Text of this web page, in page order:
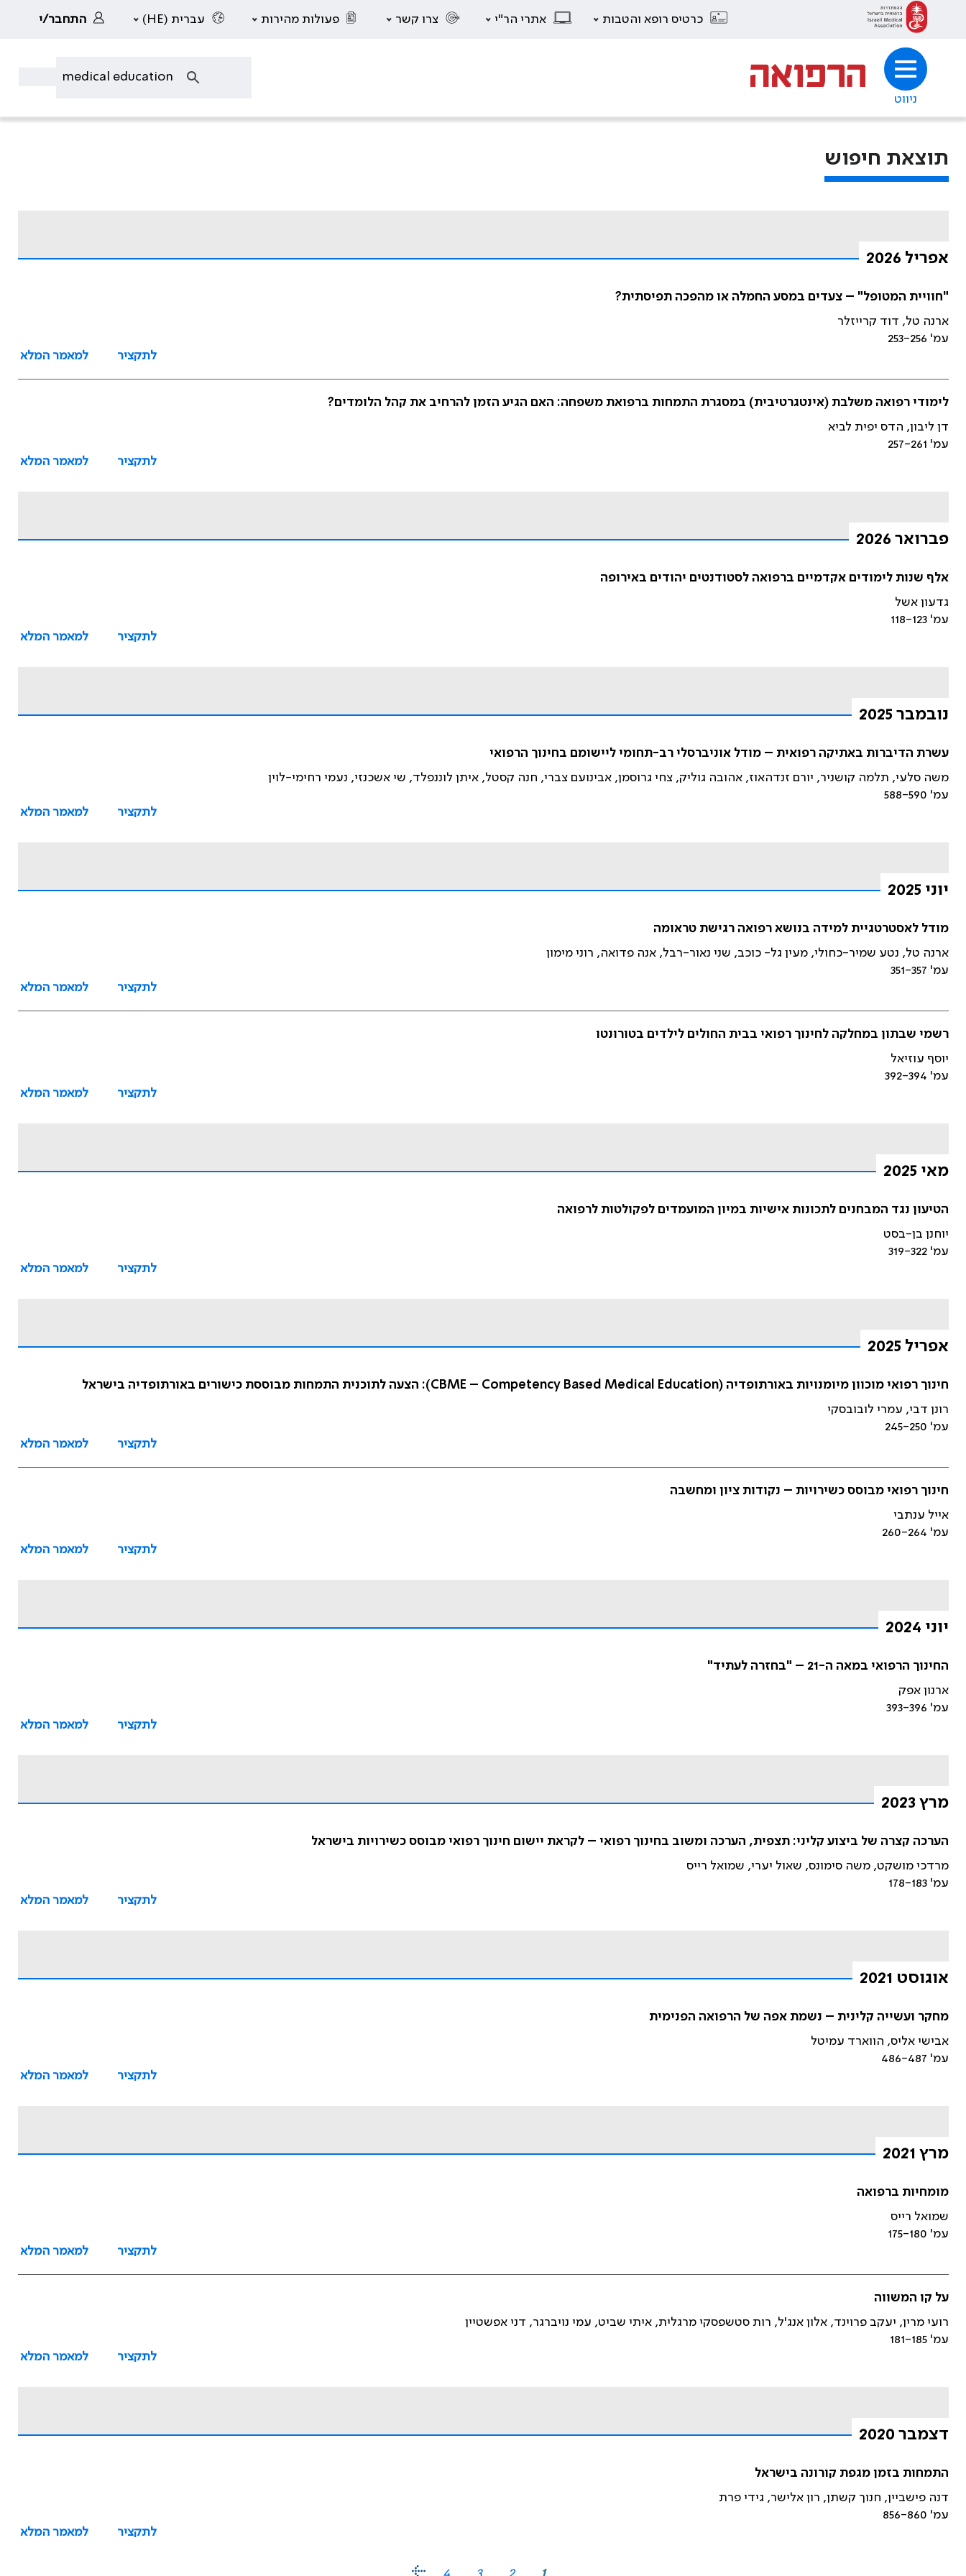
כרטיס רופא והטבות אתרי הר"י צרו קשר פעולות מהירות עברית (HE) התחבר/י
ניווט
תוצאת חיפוש
אפריל 2026
"חוויית המטופל" – צעדים במסע החמלה או מהפכה תפיסתית?
ארנה טל, דוד קרייזלר
עמ' 253-256
לתקציר
למאמר המלא
לימודי רפואה משלבת (אינטגרטיבית) במסגרת התמחות ברפואת משפחה: האם הגיע הזמן להרחיב את קהל הלומדים?
דן ליבון, הדס יפית לביא
עמ' 257-261
לתקציר
למאמר המלא
פברואר 2026
אלף שנות לימודים אקדמיים ברפואה לסטודנטים יהודים באירופה
גדעון אשל
עמ' 118-123
לתקציר
למאמר המלא
נובמבר 2025
עשרת הדיברות באתיקה רפואית – מודל אוניברסלי רב-תחומי ליישומם בחינוך הרפואי
משה סלעי, תלמה קושניר, יורם זנדהאוז, אהובה גוליק, צחי גרוסמן, אבינועם צברי, חנה קסטל, איתן לוננפלד, שי אשכנזי, נעמי רחימי-לוין
עמ' 588-590
לתקציר
למאמר המלא
יוני 2025
מודל לאסטרטגיית למידה בנושא רפואה רגישת טראומה
ארנה טל, נטע שמיר-כחולי, מעין גל- כוכב, שני נאור-רבל, אנה פדואה, רוני מימון
עמ' 351-357
לתקציר
למאמר המלא
רשמי שבתון במחלקה לחינוך רפואי בבית החולים לילדים בטורונטו
יוסף עוזיאל
עמ' 392-394
לתקציר
למאמר המלא
מאי 2025
הטיעון נגד המבחנים לתכונות אישיות במיון המועמדים לפקולטות לרפואה
יוחנן בן-בסט
עמ' 319-322
לתקציר
למאמר המלא
אפריל 2025
חינוך רפואי מוכוון מיומנויות באורתופדיה (CBME – Competency Based Medical Education): הצעה לתוכנית התמחות מבוססת כישורים באורתופדיה בישראל
רונן דבי, עמרי לובובסקי
עמ' 245-250
לתקציר
למאמר המלא
חינוך רפואי מבוסס כשירויות – נקודות ציון ומחשבה
אייל ענתבי
עמ' 260-264
לתקציר
למאמר המלא
יוני 2024
החינוך הרפואי במאה ה-21 – "בחזרה לעתיד"
ארנון אפק
עמ' 393-396
לתקציר
למאמר המלא
מרץ 2023
הערכה קצרה של ביצוע קליני: תצפית, הערכה ומשוב בחינוך רפואי – לקראת יישום חינוך רפואי מבוסס כשירויות בישראל
מרדכי מושקט, משה סימונס, שאול יערי, שמואל רייס
עמ' 178-183
לתקציר
למאמר המלא
אוגוסט 2021
מחקר ועשייה קלינית – נשמת אפה של הרפואה הפנימית
אבישי אליס, הווארד עמיטל
עמ' 486-487
לתקציר
למאמר המלא
מרץ 2021
מומחיות ברפואה
שמואל רייס
עמ' 175-180
לתקציר
למאמר המלא
על קו המשווה
רועי מרין, יעקב פרוינד, אלון אנג'ל, רות סטשפסקי מרגלית, איתי שביט, עמי נויברגר, דני אפשטיין
עמ' 181-185
לתקציר
למאמר המלא
דצמבר 2020
התמחות בזמן מגפת קורונה בישראל
דנה פישביין, חנוך קשתן, רון אלישר, גידי פרת
עמ' 856-860
לתקציר
למאמר המלא